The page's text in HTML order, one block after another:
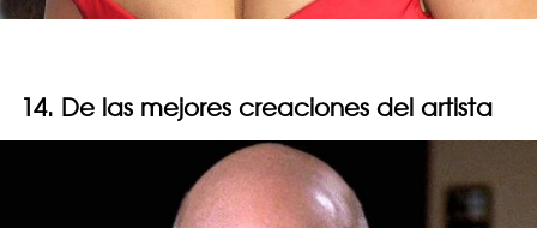
14. De las mejores creaciones del artista